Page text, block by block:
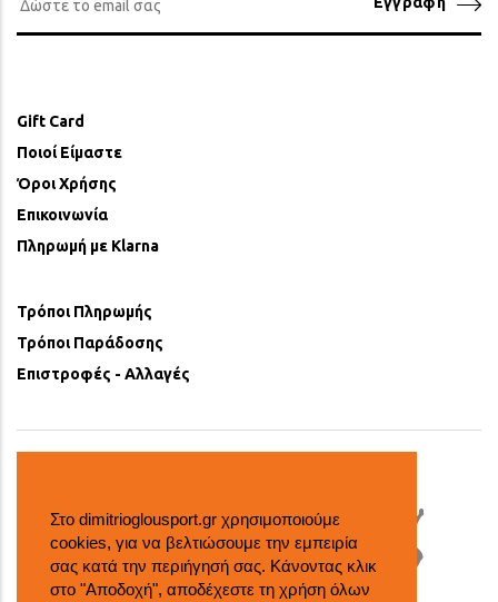
Στο dimitrioglousport.gr χρησιμοποιούμε
cookies, για να βελτιώσουμε την εμπειρία
σας κατά την περιήγησή σας. Κάνοντας κλικ
στο "Αποδοχή", αποδέχεστε τη χρήση όλων
Gift Card
Ποιοί Είμαστε
Όροι Χρήσης
Επικοινωνία
Πληρωμή με Klarna
Τρόποι Πληρωμής
Τρόποι Παράδοσης
Επιστροφές - Αλλαγές